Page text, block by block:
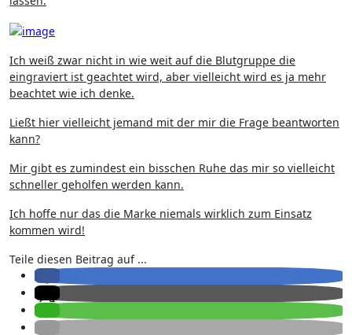
Ich weiß zwar nicht in wie weit auf die Blutgruppe die
eingraviert ist geachtet wird, aber vielleicht wird es ja mehr
beachtet wie ich denke.
Ließt hier vielleicht jemand mit der mir die Frage beantworten
kann?
Mir gibt es zumindest ein bisschen Ruhe das mir so vielleicht
schneller geholfen werden kann.
Ich hoffe nur das die Marke niemals wirklich zum Einsatz
kommen wird!
Teile diesen Beitrag auf ...